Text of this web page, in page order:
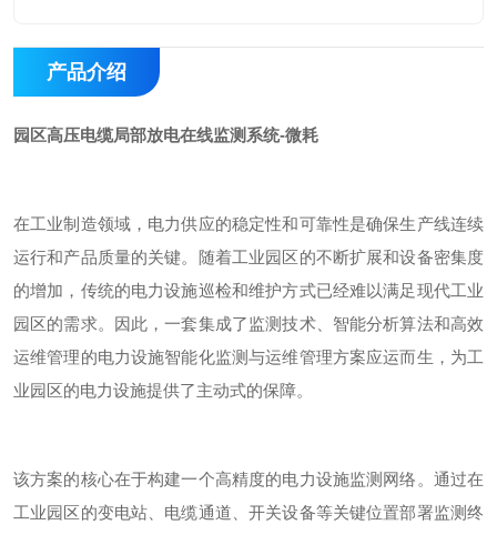
产品介绍
园区高压电缆局部放电在线监测系统-微耗
在工业制造领域，电力供应的稳定性和可靠性是确保生产线连续
运行和产品质量的关键。随着工业园区的不断扩展和设备密集度
的增加，传统的电力设施巡检和维护方式已经难以满足现代工业
园区的需求。因此，一套集成了监测技术、智能分析算法和高效
运维管理的电力设施智能化监测与运维管理方案应运而生，为工
业园区的电力设施提供了主动式的保障。
该方案的核心在于构建一个高精度的电力设施监测网络。通过在
工业园区的变电站、电缆通道、开关设备等关键位置部署监测终